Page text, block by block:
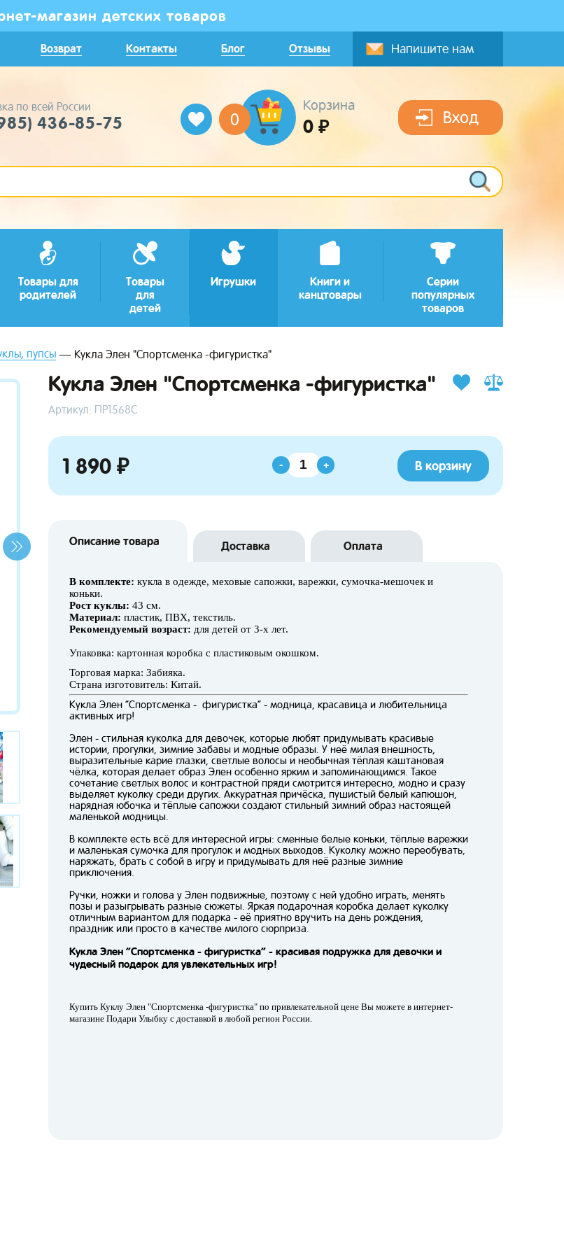
магазин детских товаров
Возврат Контакты Блог Отзывы Напишите нам
по всей России
436-85-75 0
Корзина
0 ₽ Вход
Товары для
родителей
Товары
для
детей
Игрушки
Книги и
канцтовары
Серии
популярных
товаров
пупсы Кукла Элен "Спортсменка -фигуристка"
Кукла Элен "Спортсменка -фигуристка"
Артикул: ПР1568С
1 890 ₽ - + В корзину
Описание товара Доставка Оплата
В комплекте: кукла в одежде, меховые сапожки, варежки, сумочка-мешочек и
коньки.
Рост куклы: 43 см.
Материал: пластик, ПВХ, текстиль.
Рекомендуемый возраст: для детей от 3-х лет.
Упаковка: картонная коробка с пластиковым окошком.
Торговая марка: Забияка.
Страна изготовитель: Китай.
Кукла Элен “Спортсменка - фигуристка” - модница, красавица и любительница
активных игр!
Элен - стильная куколка для девочек, которые любят придумывать красивые
истории, прогулки, зимние забавы и модные образы. У неё милая внешность,
выразительные карие глазки, светлые волосы и необычная тёплая каштановая
чёлка, которая делает образ Элен особенно ярким и запоминающимся. Такое
сочетание светлых волос и контрастной пряди смотрится интересно, модно и сразу
выделяет куколку среди других. Аккуратная причёска, пушистый белый капюшон,
нарядная юбочка и тёплые сапожки создают стильный зимний образ настоящей
маленькой модницы.
В комплекте есть всё для интересной игры: сменные белые коньки, тёплые варежки
и маленькая сумочка для прогулок и модных выходов. Куколку можно переобувать,
наряжать, брать с собой в игру и придумывать для неё разные зимние
приключения.
Ручки, ножки и голова у Элен подвижные, поэтому с ней удобно играть, менять
позы и разыгрывать разные сюжеты. Яркая подарочная коробка делает куколку
отличным вариантом для подарка - её приятно вручить на день рождения,
праздник или просто в качестве милого сюрприза.
Кукла Элен “Спортсменка - фигуристка” - красивая подружка для девочки и
чудесный подарок для увлекательных игр!
Купить Куклу Элен "Спортсменка -фигуристка" по привлекательной цене Вы можете в интернет-
магазине Подари Улыбку с доставкой в любой регион России.